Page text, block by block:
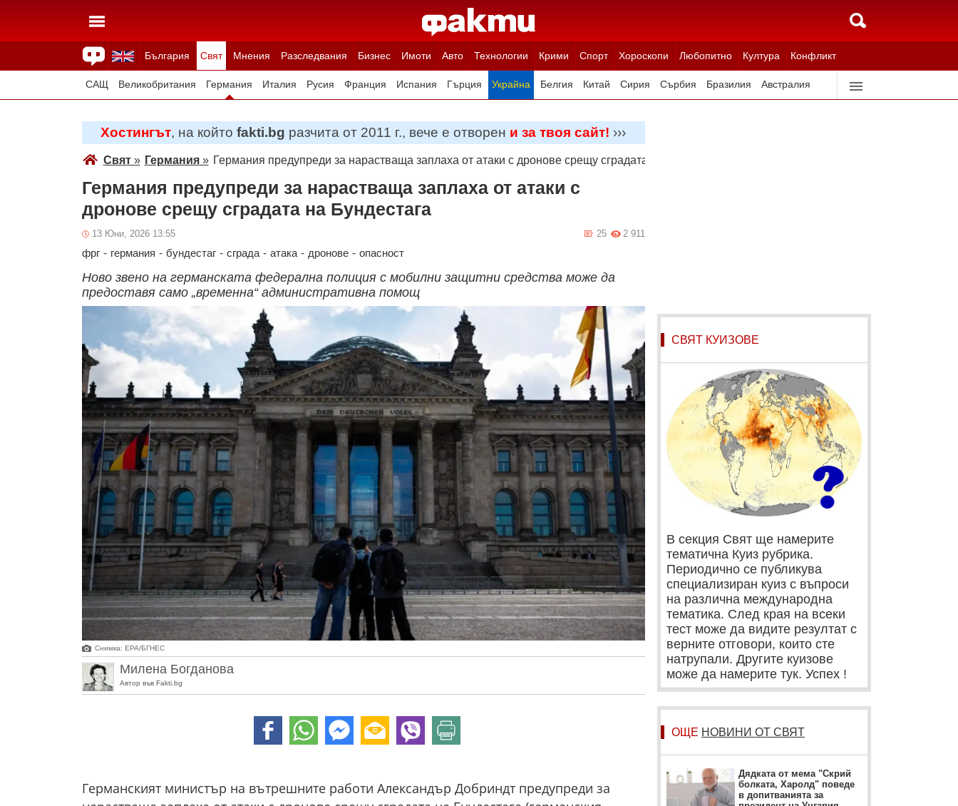
България Свят Мнения Разследвания Бизнес Имоти Авто Технологии Крими Спорт Хороскопи Любопитно Култура Конфликт
Здраве Времето Анкети Вицове Куизове
САЩ Великобритания Германия Италия Русия Франция Испания Гърция Украйна Белгия Китай Сирия Сърбия Бразилия Австралия
Всички държави Унгария
Хостингът, на който fakti.bg разчита от 2011 г., вече е отворен и за твоя сайт! ›››
Свят» Германия» Германия предупреди за нарастваща заплаха от атаки с дронове срещу сградата на Бундестага
Германия предупреди за нарастваща заплаха от атаки с
дронове срещу сградата на Бундестага
13 Юни, 2026 13:55 2 911
25
фрг - германия - бундестаг - сграда - атака - дронове - опасност
Ново звено на германската федерална полиция с мобилни защитни средства може да
предоставя само „временна“ административна помощ
Снимка: ЕРА/БГНЕС
Милена Богданова
Автор във Fakti.bg
Германският министър на вътрешните работи Александър Добриндт предупреди за
СВЯТ КУИЗОВЕ
В секция Свят ще намерите
тематична Куиз рубрика.
Периодично се публикува
специализиран куиз с въпроси
на различна международна
тематика. След края на всеки
тест може да видите резултат с
верните отговори, които сте
натрупали. Другите куизове
може да намерите тук. Успех !
ОЩЕ НОВИНИ ОТ СВЯТ
Дядката от мема "Скрий
болката, Харолд" поведе
в допитванията за